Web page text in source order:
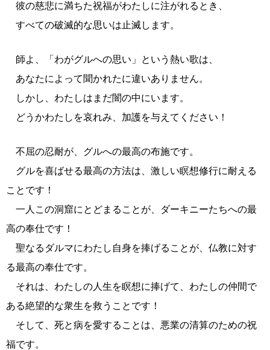
彼の慈悲に満ちた祝福がわたしに注がれるとき、
すべての破滅的な思いは止滅します。
師よ、「わがグルへの思い」という熱い歌は、
あなたによって聞かれたに違いありません。
しかし、わたしはまだ闇の中にいます。
どうかわたしを哀れみ、加護を与えてください！
不屈の忍耐が、グルへの最高の布施です。
グルを喜ばせる最高の方法は、激しい瞑想修行に耐える
ことです！
一人この洞窟にとどまることが、ダーキニーたちへの最
高の奉仕です！
聖なるダルマにわたし自身を捧げることが、仏教に対す
る最高の奉仕です。
それは、わたしの人生を瞑想に捧げて、わたしの仲間で
ある絶望的な衆生を救うことです！
そして、死と病を愛することは、悪業の清算のための祝
福です。